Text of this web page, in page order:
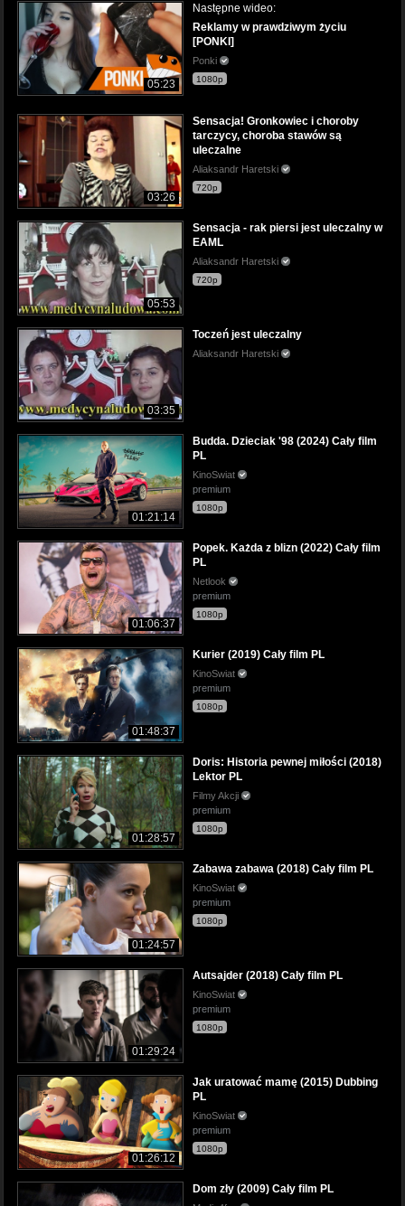
05:23
Następne wideo:
Reklamy w prawdziwym życiu
[PONKI]
Ponki
1080p
03:26
Sensacja! Gronkowiec i choroby
tarczycy, choroba stawów są
uleczalne
Aliaksandr Haretski
720p
05:53
Sensacja - rak piersi jest uleczalny w
EAML
Aliaksandr Haretski
720p
03:35
Toczeń jest uleczalny
Aliaksandr Haretski
01:21:14
Budda. Dzieciak '98 (2024) Cały film
PL
KinoSwiat
premium
1080p
01:06:37
Popek. Każda z blizn (2022) Cały film
PL
Netlook
premium
1080p
01:48:37
Kurier (2019) Cały film PL
KinoSwiat
premium
1080p
01:28:57
Doris: Historia pewnej miłości (2018)
Lektor PL
Filmy Akcji
premium
1080p
01:24:57
Zabawa zabawa (2018) Cały film PL
KinoSwiat
premium
1080p
01:29:24
Autsajder (2018) Cały film PL
KinoSwiat
premium
1080p
01:26:12
Jak uratować mamę (2015) Dubbing
PL
KinoSwiat
premium
1080p
Dom zły (2009) Cały film PL